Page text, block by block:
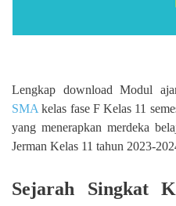
Lengkap download Modul
SMAkelas fase F Kelas 11
yang menerapkan merdeka
Jerman Kelas 11 tahun 2023-
Sejarah Singkat